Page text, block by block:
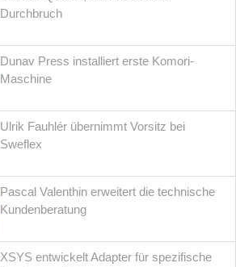
Durchbruch
Dunav Press installiert erste Komori-
Maschine
Ulrik Fauhlér übernimmt Vorsitz bei
Sweflex
Pascal Valenthin erweitert die technische
Kundenberatung
XSYS entwickelt Adapter für spezifische